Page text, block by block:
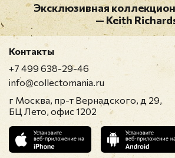
Эксклюзивная
— Keith
Контакты
+7 499 638-29-46
info@collectomania.ru
г Москва, пр-т Вернадского, д 29,
БЦ Лето, офис 1202